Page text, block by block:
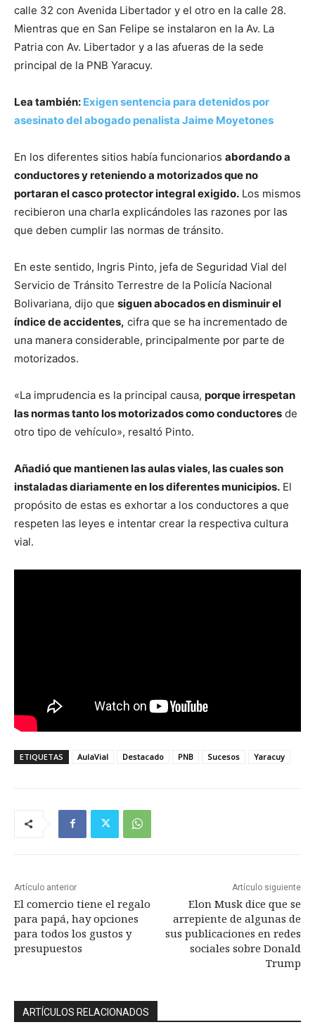
calle 32 con Avenida Libertador y el otro en la calle 28.
Mientras que en San Felipe se instalaron en la Av. La
Patria con Av. Libertador y a las afueras de la sede
principal de la PNB Yaracuy.
Lea también: Exigen sentencia para detenidos por
asesinato del abogado penalista Jaime Moyetones
En los diferentes sitios había funcionarios abordando a
conductores y reteniendo a motorizados que no
portaran el casco protector integral exigido. Los mismos
recibieron una charla explicándoles las razones por las
que deben cumplir las normas de tránsito.
En este sentido, Ingris Pinto, jefa de Seguridad Vial del
Servicio de Tránsito Terrestre de la Policía Nacional
Bolivariana, dijo que siguen abocados en disminuir el
índice de accidentes, cifra que se ha incrementado de
una manera considerable, principalmente por parte de
motorizados.
«La imprudencia es la principal causa, porque irrespetan
las normas tanto los motorizados como conductores de
otro tipo de vehículo», resaltó Pinto.
Añadió que mantienen las aulas viales, las cuales son
instaladas diariamente en los diferentes municipios. El
propósito de estas es exhortar a los conductores a que
respeten las leyes e intentar crear la respectiva cultura
vial.
ETIQUETAS AulaVial Destacado PNB Sucesos Yaracuy
Artículo anterior
El comercio tiene el regalo
para papá, hay opciones
para todos los gustos y
presupuestos
Artículo siguiente
Elon Musk dice que se
arrepiente de algunas de
sus publicaciones en redes
sociales sobre Donald
Trump
ARTÍCULOS RELACIONADOS